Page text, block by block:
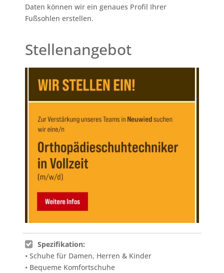
Daten können wir ein genaues Profil Ihrer
Fußsohlen erstellen.
Stellenangebot
Spezifikation:
• Schuhe für Damen, Herren & Kinder
• Bequeme Komfortschuhe